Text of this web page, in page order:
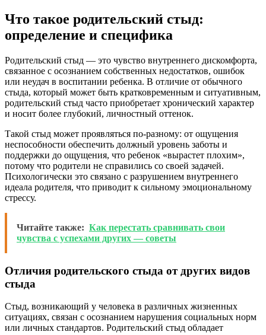
Что такое родительский стыд:
определение и специфика
Родительский стыд — это чувство внутреннего дискомфорта,
связанное с осознанием собственных недостатков, ошибок
или неудач в воспитании ребенка. В отличие от обычного
стыда, который может быть кратковременным и ситуативным,
родительский стыд часто приобретает хронический характер
и носит более глубокий, личностный оттенок.
Такой стыд может проявляться по-разному: от ощущения
неспособности обеспечить должный уровень заботы и
поддержки до ощущения, что ребенок «вырастет плохим»,
потому что родители не справились со своей задачей.
Психологически это связано с разрушением внутреннего
идеала родителя, что приводит к сильному эмоциональному
стрессу.
Читайте также: Как перестать сравнивать свои
чувства с успехами других — советы
Отличия родительского стыда от других видов
стыда
Стыд, возникающий у человека в различных жизненных
ситуациях, связан с осознанием нарушения социальных норм
или личных стандартов. Родительский стыд обладает